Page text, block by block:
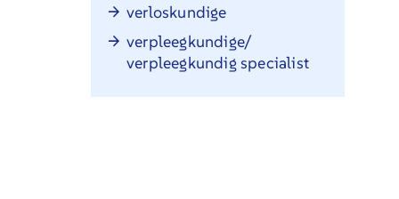
verloskundige
verpleegkundige/
verpleegkundig specialist